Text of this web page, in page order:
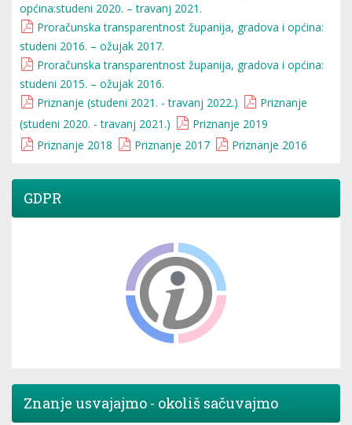
općina:studeni 2020. – travanj 2021.
Proračunska transparentnost županija, gradova i općina:
studeni 2016. – ožujak 2017.
Proračunska transparentnost županija, gradova i općina:
studeni 2015. – ožujak 2016.
Priznanje (studeni 2021. - travanj 2022.)
Priznanje
(studeni 2020. - travanj 2021.)
Priznanje 2019
Priznanje 2018
Priznanje 2017 Priznanje 2016
GDPR
Znanje usvajajmo - okoliš sačuvajmo